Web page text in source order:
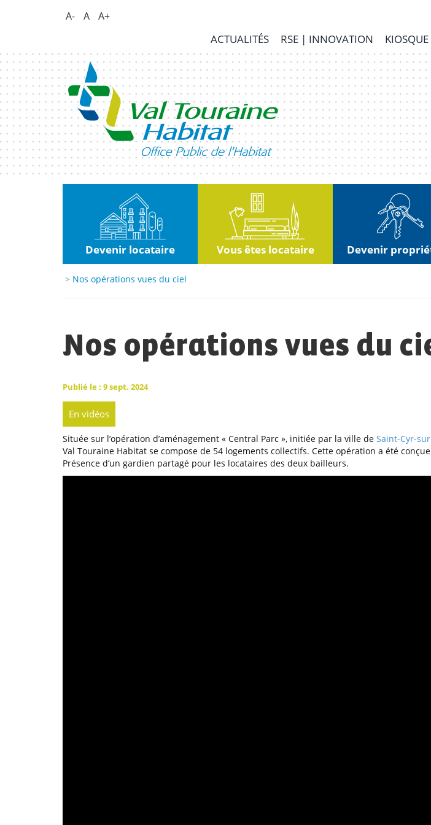
RSE
Innovation
Kiosque
Nous
rejoindre
A- A A+
ACTUALITÉS RSE | INNOVATION KIOSQUE
Devenir locataire Vous êtes locataire Devenir
> Nos opérations vues du ciel
Nos opérations vues du
Publié le : 9 sept. 2024
En vidéos
Située sur l’opération d’aménagement « Central Parc », initiée par la ville de Saint-Cyr-
Val Touraine Habitat se compose de 54 logements collectifs. Cette opération a été
Présence d’un gardien partagé pour les locataires des deux bailleurs.